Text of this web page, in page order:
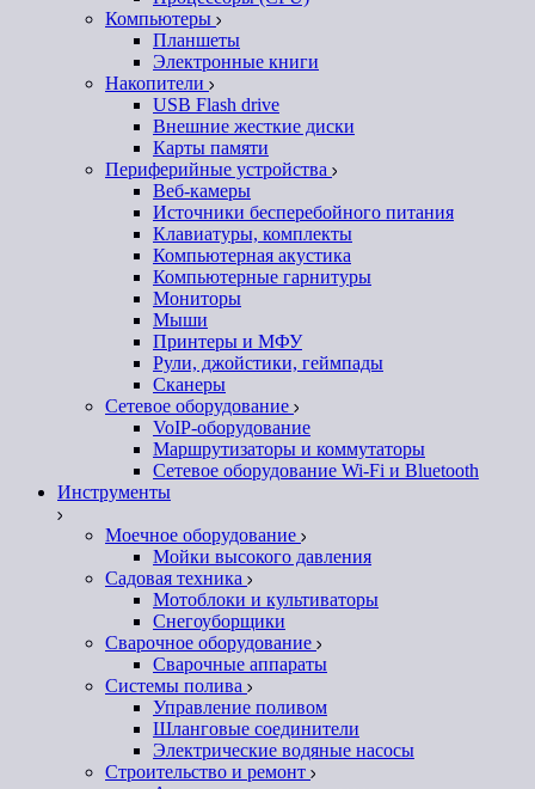
Компьютеры
Планшеты
Электронные книги
Накопители
USB Flash drive
Внешние жесткие диски
Карты памяти
Периферийные устройства
Веб-камеры
Источники бесперебойного питания
Клавиатуры, комплекты
Компьютерная акустика
Компьютерные гарнитуры
Мониторы
Мыши
Принтеры и МФУ
Рули, джойстики, геймпады
Сканеры
Сетевое оборудование
VoIP-оборудование
Маршрутизаторы и коммутаторы
Сетевое оборудование Wi-Fi и Bluetooth
Инструменты
Моечное оборудование
Мойки высокого давления
Садовая техника
Мотоблоки и культиваторы
Снегоуборщики
Сварочное оборудование
Сварочные аппараты
Системы полива
Управление поливом
Шланговые соединители
Электрические водяные насосы
Строительство и ремонт